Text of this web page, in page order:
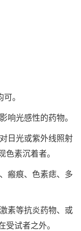
。
响光感性的药物。
日光或紫外线照射
素沉着者。
瘢痕、色素痣、多
素等抗炎药物、或
试者之外。